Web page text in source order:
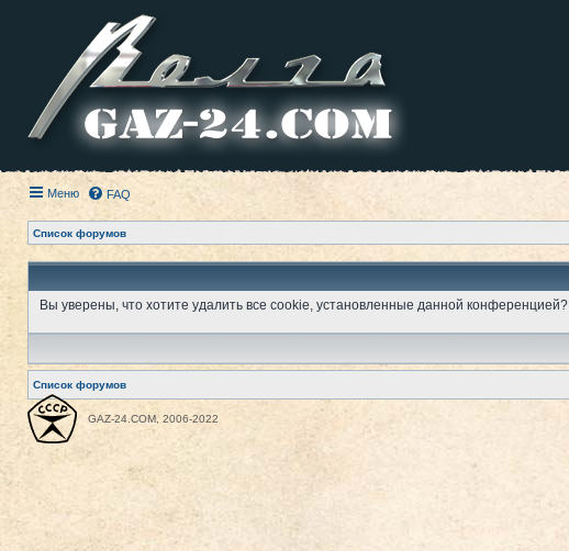
Меню FAQ
Список форумов
Вы уверены, что хотите удалить все cookie, установленные данной конференцией?
Список форумов
GAZ-24.COM, 2006-2022